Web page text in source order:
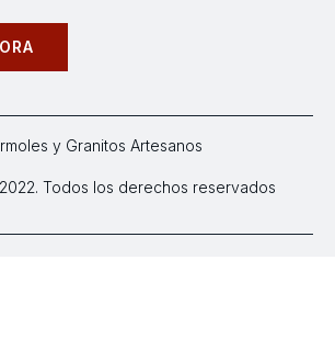
y Granitos Artesanos
Todos los derechos reservados